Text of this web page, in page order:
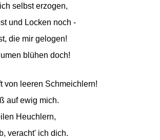
selbst erzogen,
und Locken noch -
die mir gelogen!
blühen doch!
von leeren Schmeichlern!
auf ewig mich.
Heuchlern,
veracht' ich dich.